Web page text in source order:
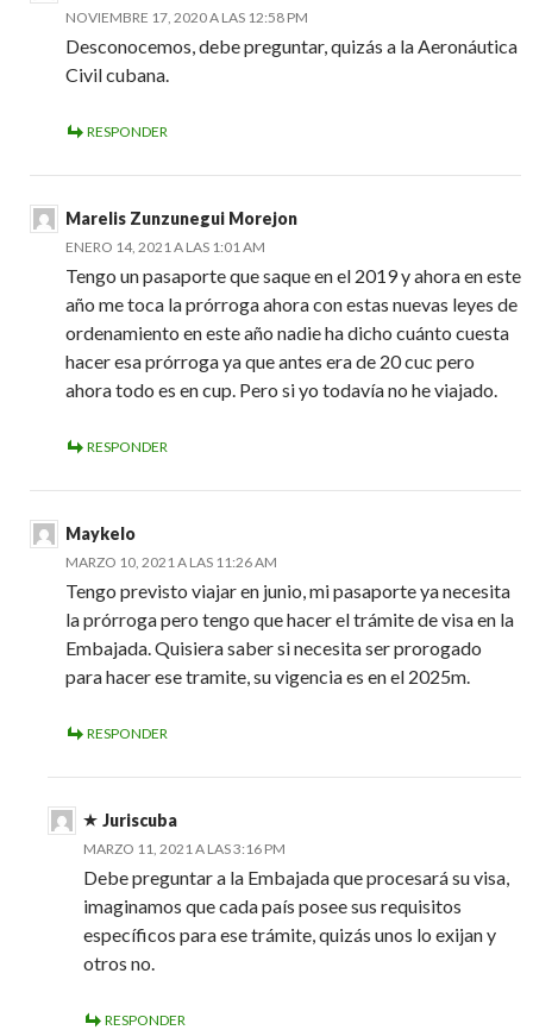
NOVIEMBRE 17, 2020 A LAS 12:58 PM
Desconocemos, debe preguntar, quizás a la Aeronáutica
Civil cubana.
RESPONDER
Marelis Zunzunegui Morejon
ENERO 14, 2021 A LAS 1:01 AM
Tengo un pasaporte que saque en el 2019 y ahora en este
año me toca la prórroga ahora con estas nuevas leyes de
ordenamiento en este año nadie ha dicho cuánto cuesta
hacer esa prórroga ya que antes era de 20 cuc pero
ahora todo es en cup. Pero si yo todavía no he viajado.
RESPONDER
Maykelo
MARZO 10, 2021 A LAS 11:26 AM
Tengo previsto viajar en junio, mi pasaporte ya necesita
la prórroga pero tengo que hacer el trámite de visa en la
Embajada. Quisiera saber si necesita ser prorogado
para hacer ese tramite, su vigencia es en el 2025m.
RESPONDER
Juriscuba
MARZO 11, 2021 A LAS 3:16 PM
Debe preguntar a la Embajada que procesará su visa,
imaginamos que cada país posee sus requisitos
específicos para ese trámite, quizás unos lo exijan y
otros no.
RESPONDER